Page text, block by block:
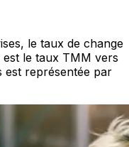
le taux de change
le taux TMM vers
est représentée par